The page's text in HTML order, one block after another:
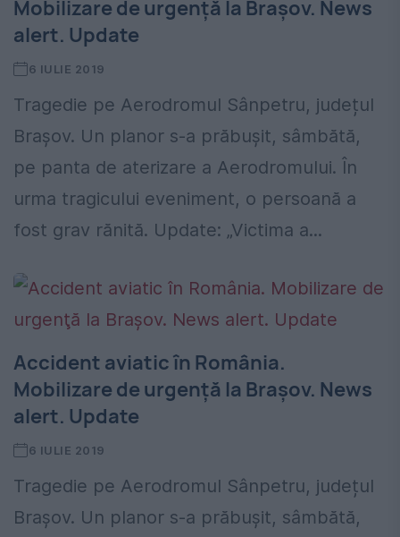
Mobilizare de urgenţă la Braşov. News
alert. Update
6 IULIE 2019
Tragedie pe Aerodromul Sânpetru, județul
Brașov. Un planor s-a prăbuşit, sâmbătă,
pe panta de aterizare a Aerodromului. În
urma tragicului eveniment, o persoană a
fost grav rănită. Update: „Victima a...
Accident aviatic în România.
Mobilizare de urgenţă la Braşov. News
alert. Update
6 IULIE 2019
Tragedie pe Aerodromul Sânpetru, județul
Brașov. Un planor s-a prăbuşit, sâmbătă,